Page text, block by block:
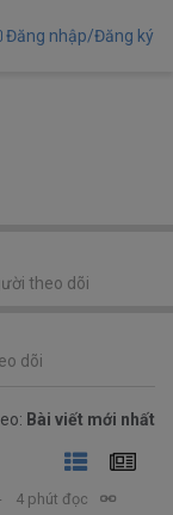
Đăng nhập/Đăng ký
dõi
Bài viết mới nhất
4 phút đọc
theo dõi